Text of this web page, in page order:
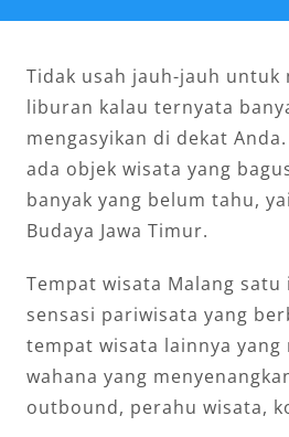
Tidak usah jauh-jauh untuk
liburan kalau ternyata
mengasyikan di dekat
ada objek wisata yang
banyak yang belum tahu,
Budaya Jawa Timur.
Tempat wisata Malang satu
sensasi pariwisata yang
tempat wisata lainnya yang
wahana yang
outbound, perahu wisata,